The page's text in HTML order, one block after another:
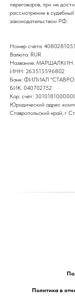
переговоров, при не
рассмотрение в
законодательством РФ.
Номер счёта:
Валюта: RUR
Название:
ИНН: 263515596802
Банк: ФИЛИАЛ
БИК: 040702752
Кор. счёт:
Юридический адрес
Ставропольский край, г.
Политика в